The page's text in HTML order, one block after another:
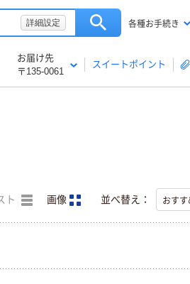
詳細設定 各種お手続き
お届け先
〒135-0061
スイートポイント
ト 画像 並べ替え：